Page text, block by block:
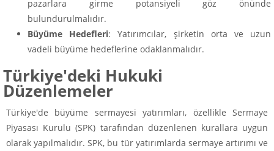
pazarlara girme potansiyeli göz önünde
bulundurulmalıdır.
Büyüme Hedefleri: Yatırımcılar, şirketin orta ve uzun
vadeli büyüme hedeflerine odaklanmalıdır.
Türkiye'deki Hukuki
Düzenlemeler
Türkiye'de büyüme sermayesi yatırımları, özellikle Sermaye
Piyasası Kurulu (SPK) tarafından düzenlenen kurallara uygun
olarak yapılmalıdır. SPK, bu tür yatırımlarda sermaye artırımı ve